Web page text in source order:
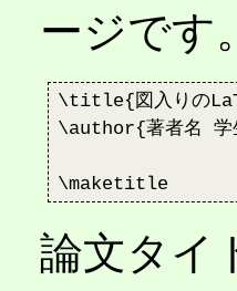
ージです。
\title{図入りの
\author{著者名 学
論文タイ